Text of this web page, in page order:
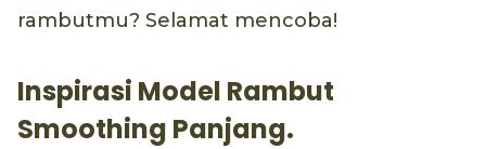
rambutmu? Selamat mencoba!
Inspirasi Model Rambut
Smoothing Panjang.